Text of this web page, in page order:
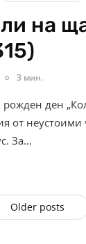
на
3 мин.
рожден ден
от неустоими
За…
Older posts